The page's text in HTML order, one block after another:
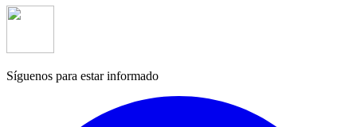
Síguenos para estar informado